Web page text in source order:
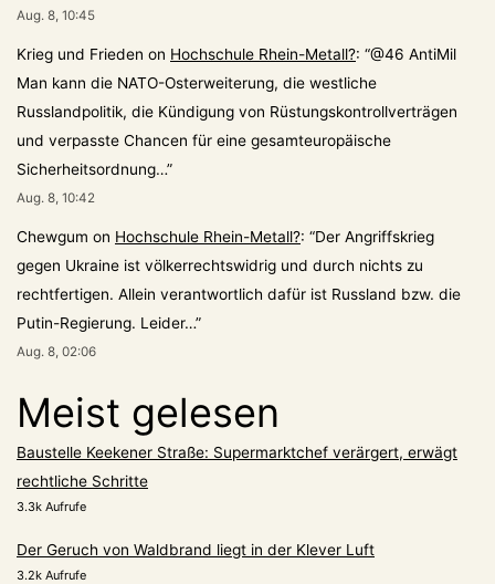
Aug. 8, 10:45
Krieg und Frieden on Hochschule Rhein-Metall?: “@46 AntiMil
Man kann die NATO-Osterweiterung, die westliche
Russlandpolitik, die Kündigung von Rüstungskontrollverträgen
und verpasste Chancen für eine gesamteuropäische
Sicherheitsordnung…”
Aug. 8, 10:42
Chewgum on Hochschule Rhein-Metall?: “Der Angriffskrieg
gegen Ukraine ist völkerrechtswidrig und durch nichts zu
rechtfertigen. Allein verantwortlich dafür ist Russland bzw. die
Putin-Regierung. Leider…”
Aug. 8, 02:06
Meist gelesen
Baustelle Keekener Straße: Supermarktchef verärgert, erwägt
rechtliche Schritte
3.3k Aufrufe
Der Geruch von Waldbrand liegt in der Klever Luft
3.2k Aufrufe